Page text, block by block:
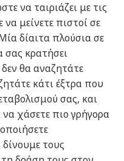
να ταιριάζει με τις
μείνετε πιστοί σε
δίαιτα πλούσια σε
σας κρατήσει
θα αναζητάτε
κάτι έξτρα που
σας, και
χάσετε πιο γρήγορα
τους